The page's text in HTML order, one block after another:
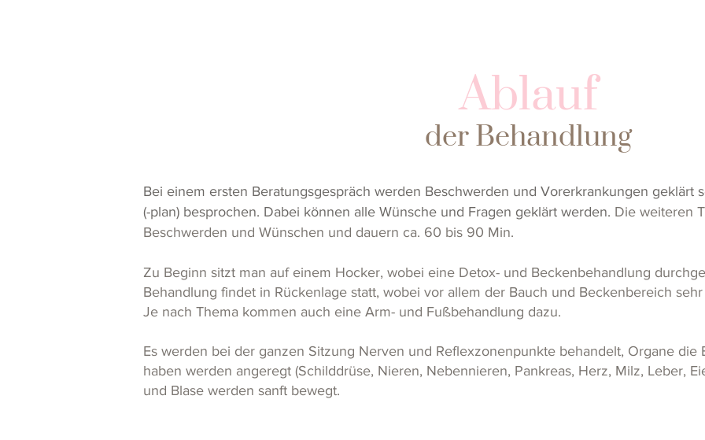
Ablauf
der Behandlung
Bei einem ersten Beratungsgespräch werden Beschwerden und Vorerkrankungen geklärt
(-plan) besprochen. Dabei können alle Wünsche und Fragen geklärt werden. Die weiteren
Beschwerden und Wünschen und dauern ca. 60 bis 90 Min.
Zu Beginn sitzt man auf einem Hocker, wobei eine Detox- und Beckenbehandlung
Behandlung findet in Rückenlage statt, wobei vor allem der Bauch und Beckenbereich
Je nach Thema kommen auch eine Arm- und Fußbehandlung dazu.
Es werden bei der ganzen Sitzung Nerven und Reflexzonenpunkte behandelt, Organe die
haben werden angeregt (Schilddrüse, Nieren, Nebennieren, Pankreas, Herz, Milz, Leber,
und Blase werden sanft bewegt.